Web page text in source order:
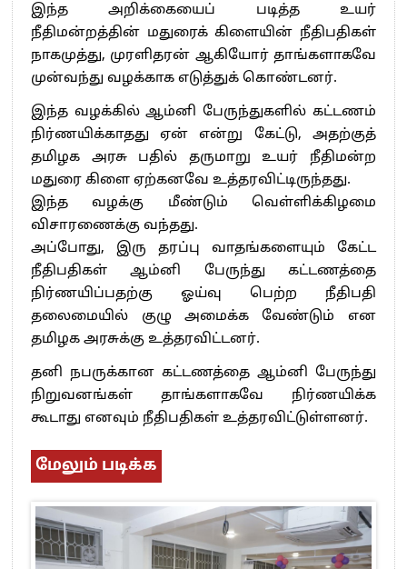
இந்த அறிக்கையைப் படித்த உயர்
நீதிமன்றத்தின் மதுரைக் கிளையின் நீதிபதிகள்
நாகமுத்து, முரளிதரன் ஆகியோர் தாங்களாகவே
முன்வந்து வழக்காக எடுத்துக் கொண்டனர்.
இந்த வழக்கில் ஆம்னி பேருந்துகளில் கட்டணம்
நிர்ணயிக்காதது ஏன் என்று கேட்டு, அதற்குத்
தமிழக அரசு பதில் தருமாறு உயர் நீதிமன்ற
மதுரை கிளை ஏற்கனவே உத்தரவிட்டிருந்தது.
இந்த வழக்கு மீண்டும் வெள்ளிக்கிழமை
விசாரணைக்கு வந்தது.
அப்போது, இரு தரப்பு வாதங்களையும் கேட்ட
நீதிபதிகள் ஆம்னி பேருந்து கட்டணத்தை
நிர்ணயிப்பதற்கு ஓய்வு பெற்ற நீதிபதி
தலைமையில் குழு அமைக்க வேண்டும் என
தமிழக அரசுக்கு உத்தரவிட்டனர்.
தனி நபருக்கான கட்டணத்தை ஆம்னி பேருந்து
நிறுவனங்கள் தாங்களாகவே நிர்ணயிக்க
கூடாது எனவும் நீதிபதிகள் உத்தரவிட்டுள்ளனர்.
மேலும் படிக்க